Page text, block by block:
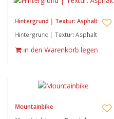
Hintergrund | Textur: Asphalt
Hintergrund | Textur: Asphalt
in den Warenkorb legen
Mountainbike